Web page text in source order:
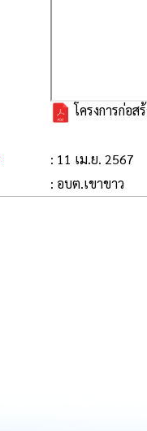
โครงการก่อ
: 11 เม.ย. 2567
: อบต.เขาขาว